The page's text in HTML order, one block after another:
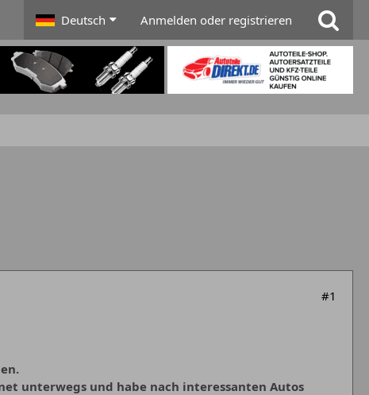
Deutsch Anmelden oder registrieren
#1
unterwegs und habe nach interessanten Autos